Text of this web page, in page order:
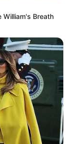
capítulos
ser
cita como
miedos del
una
William's Breath